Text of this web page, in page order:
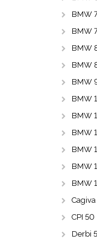
BMW
BMW
BMW
BMW
BMW
BMW
BMW
BMW
BMW
BMW
BMW
CPI 50
Derbi